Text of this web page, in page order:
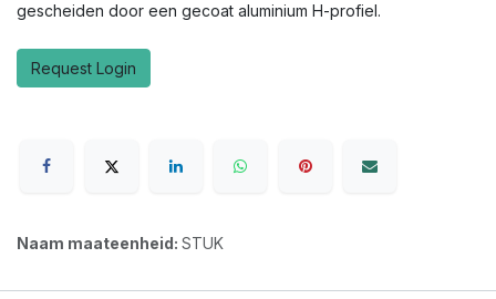
gescheiden door een gecoat aluminium H-profiel.
Request Login
Naam maateenheid: STUK